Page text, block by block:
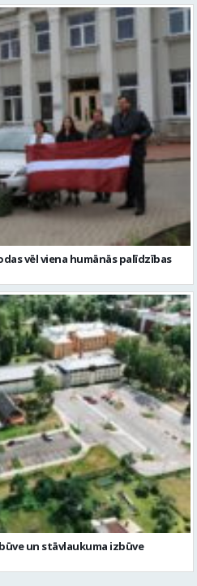
vēl viena humānās palīdzības
un stāvlaukuma izbūve